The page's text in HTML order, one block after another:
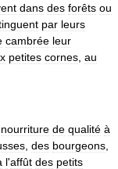
dans des forêts ou
par leurs
cambrée leur
petites cornes au
nourriture de qualité à
des bourgeons
l'affût des petits